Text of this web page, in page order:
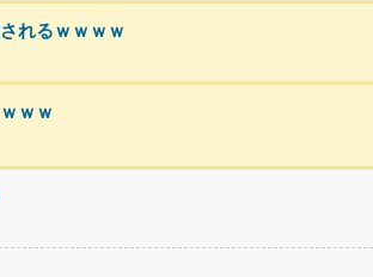
れるｗｗｗｗ
ｗｗ